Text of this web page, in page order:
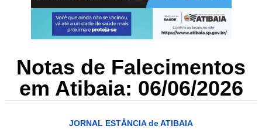
Notas de Falecimentos
em Atibaia: 06/06/2026
JORNAL ESTÂNCIA de ATIBAIA